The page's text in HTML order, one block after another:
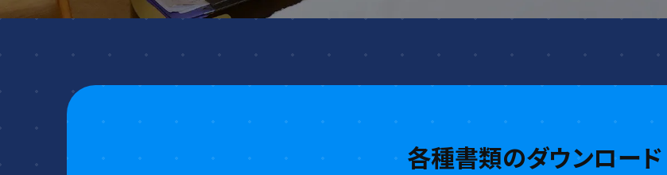
各種書類のダウンロード